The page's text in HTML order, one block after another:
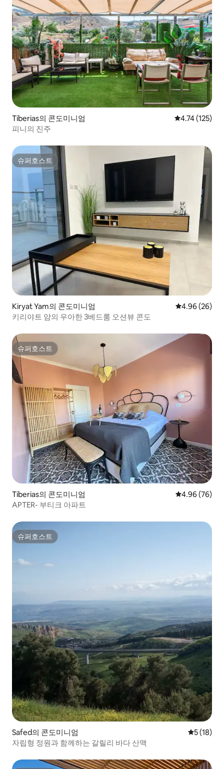
Tiberias의 콘도미니엄 평점 4.74점(5
4.74 (125)
피니의 진주
슈퍼호스트
슈퍼호스트
Kiryat Yam의 콘도미니엄 평점 4.96점(5
4.96 (26)
키리야트 얌의 우아한 3베드룸 오션뷰 콘도
슈퍼호스트
슈퍼호스트
Tiberias의 콘도미니엄 평점 4.96점(5
4.96 (76)
APTER- 부티크 아파트
슈퍼호스트
슈퍼호스트
Safed의 콘도미니엄 평점 5점
5 (18)
자립형 정원과 함께하는 갈릴리 바다 산맥